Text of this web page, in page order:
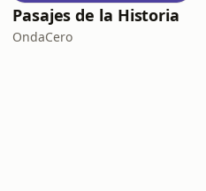
Pasajes de la Historia
OndaCero